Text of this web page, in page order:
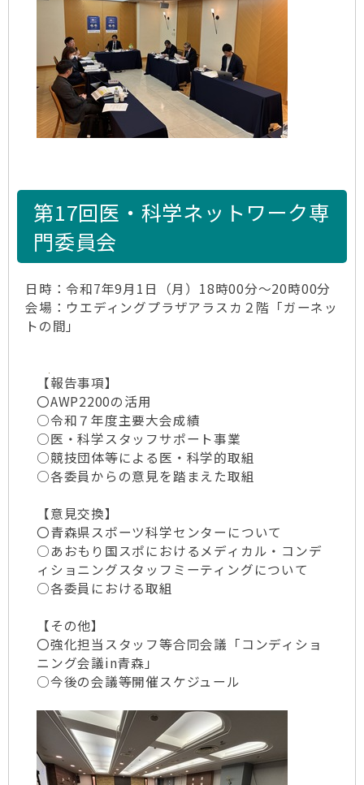
第17回医・科学ネットワーク専
門委員会
日時：令和7年9月1日（月）18時00分～20時00分
会場：ウエディングプラザアラスカ２階「ガーネッ
トの間」
【報告事項】
〇AWP2200の活用
○令和７年度主要大会成績
○医・科学スタッフサポート事業
○競技団体等による医・科学的取組
○各委員からの意見を踏まえた取組
【意見交換】
〇青森県スポーツ科学センターについて
○あおもり国スポにおけるメディカル・コンデ
ィショニングスタッフミーティングについて
○各委員における取組
【その他】
〇強化担当スタッフ等合同会議「コンディショ
ニング会議in青森」
○今後の会議等開催スケジュール